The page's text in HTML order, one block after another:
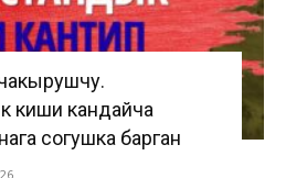
киши кандайча
согушка барган